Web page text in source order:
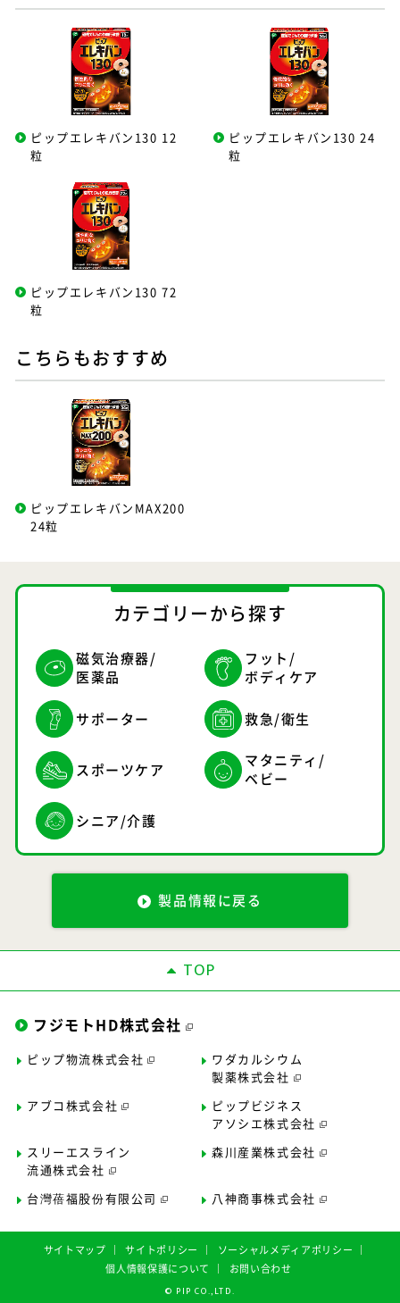
ピップエレキバン130 12
粒
ピップエレキバン130 24
粒
ピップエレキバン130 72
粒
こちらもおすすめ
ピップエレキバンMAX200
24粒
カテゴリーから探す
磁気治療器/
医薬品
フット/
ボディケア
サポーター 救急/衛生
スポーツケア
マタニティ/
ベビー
シニア/介護
製品情報に戻る
TOP
フジモトHD株式会社
ピップ物流株式会社
ワダカルシウム
製薬株式会社
アブコ株式会社
ピップビジネス
アソシエ株式会社
スリーエスライン
流通株式会社
森川産業株式会社
台灣蓓福股份有限公司 八神商事株式会社
サイトマップ サイトポリシー
ソーシャルメディアポリシー
個人情報保護について
お問い合わせ
©︎ PIP CO.,LTD.